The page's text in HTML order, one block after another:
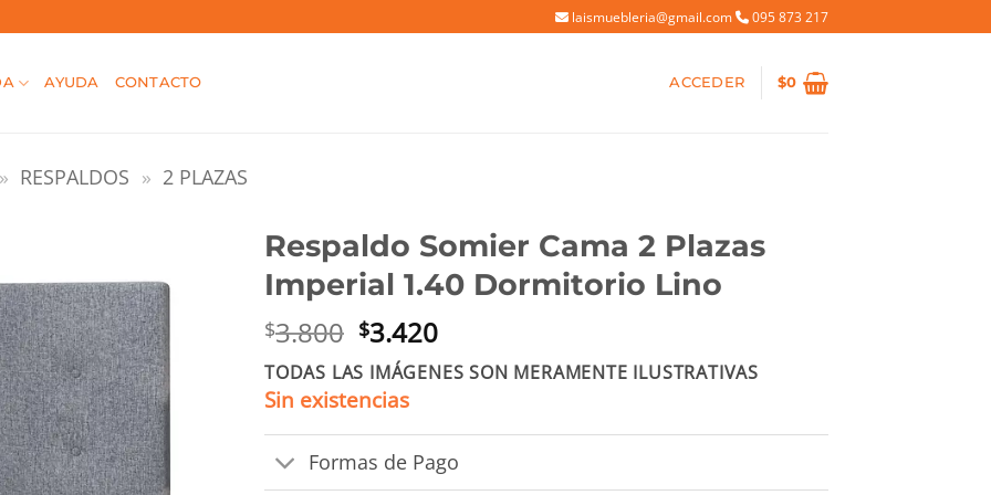
laismuebleria@gmail.com 095 873 217
AYUDA CONTACTO ACCEDER $0
» RESPALDOS » 2 PLAZAS
Respaldo Somier Cama 2 Plazas
Imperial 1.40 Dormitorio Lino
$3.800 El
precio
original
era:
$3.800.
$3.420El
precio
actual
$3.420.
TODAS LAS IMÁGENES SON MERAMENTE ILUSTRATIVAS
Sin existencias
Formas de Pago